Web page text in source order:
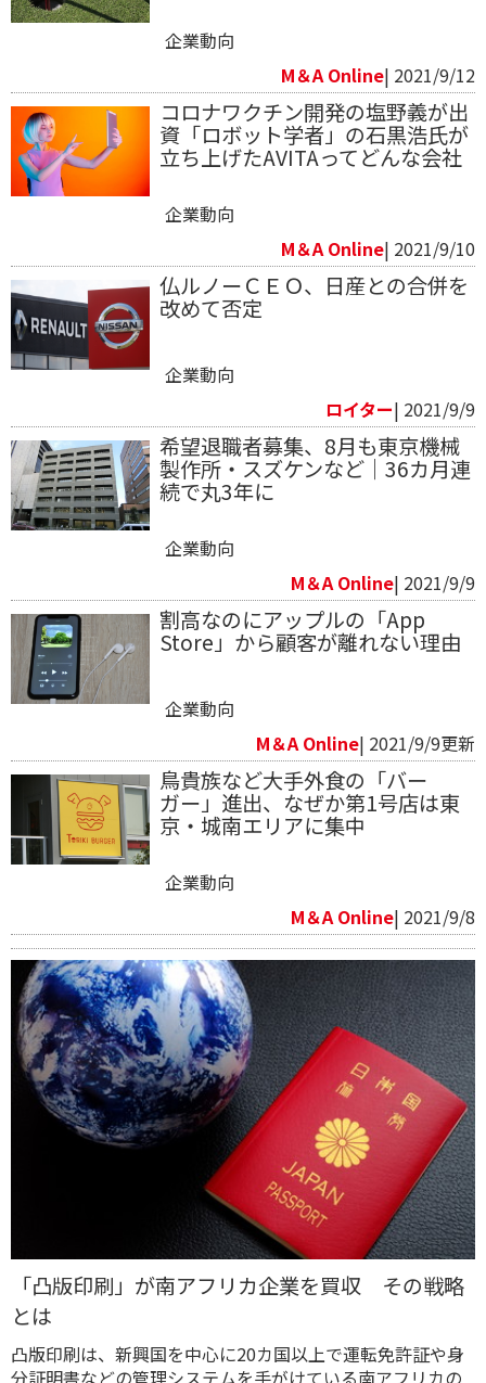
企業動向
M＆A Online| 2021/9/12
コロナワクチン開発の塩野義が出
資「ロボット学者」の石黒浩氏が
立ち上げたAVITAってどんな会社
企業動向
M＆A Online| 2021/9/10
仏ルノーＣＥＯ、日産との合併を
改めて否定
企業動向
ロイター| 2021/9/9
希望退職者募集、8月も東京機械
製作所・スズケンなど｜36カ月連
続で丸3年に
企業動向
M＆A Online| 2021/9/9
割高なのにアップルの「App
Store」から顧客が離れない理由
企業動向
M＆A Online| 2021/9/9更新
鳥貴族など大手外食の「バー
ガー」進出、なぜか第1号店は東
京・城南エリアに集中
企業動向
M＆A Online| 2021/9/8
「凸版印刷」が南アフリカ企業を買収 その戦略
とは
凸版印刷は、新興国を中心に20カ国以上で運転免許証や身